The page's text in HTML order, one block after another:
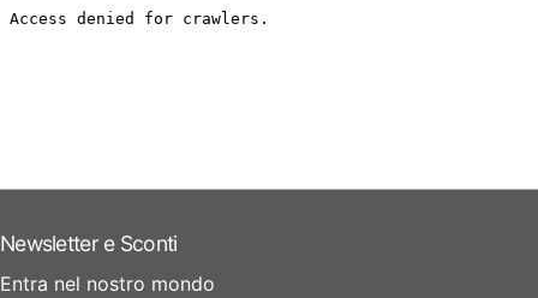
Newsletter e Sconti
Entra nel nostro mondo